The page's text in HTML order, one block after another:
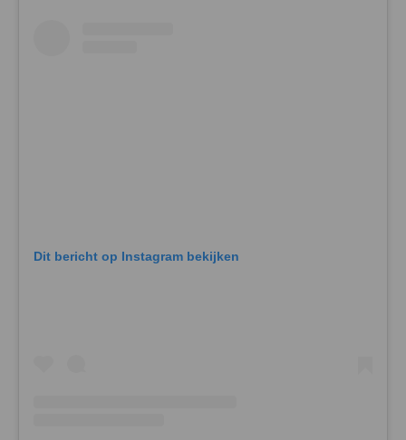
Dit bericht op Instagram bekijken